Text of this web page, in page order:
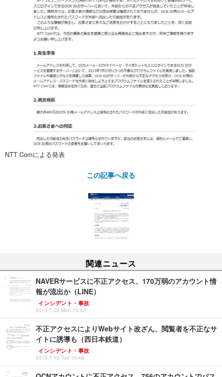
NTT Comによる発表
この記事へ戻る
関連ニュース
NAVERサービスに不正アクセス、170万弱のアカウント情
報が流出か（LINE）
インシデント・事故
2013.7.22 Mon 15:22
不正アクセスによりWebサイト改ざん、閲覧者を不正なサ
イトに誘導も（西日本鉄道）
インシデント・事故
2013.7.16 Tue 16:48